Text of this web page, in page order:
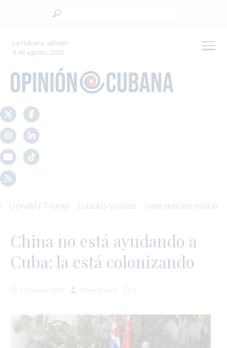
La Habana, sábado
8 de agosto, 2026
J Trump Estados Unidos Intervención militar
China no está ayudando a
Cuba: la está colonizando